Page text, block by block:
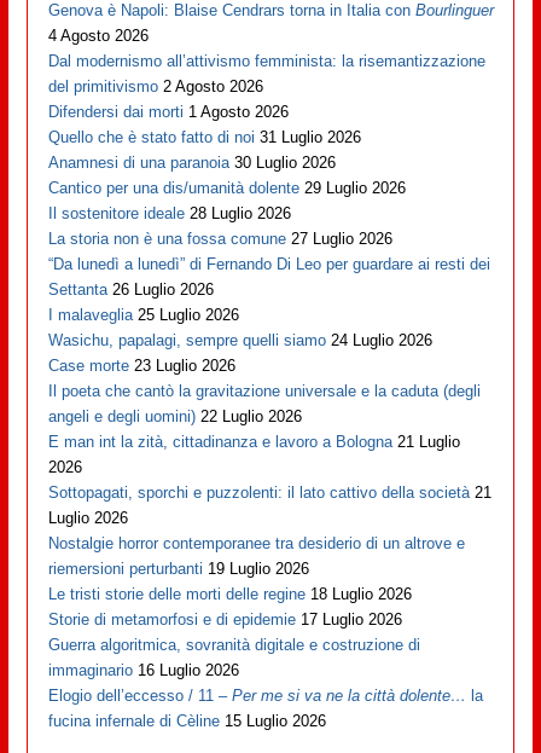
Genova è Napoli: Blaise Cendrars torna in Italia conBourlinguer
4 Agosto 2026
Dal modernismo all’attivismo femminista: la risemantizzazione
del primitivismo 2 Agosto 2026
Difendersi dai morti 1 Agosto 2026
Quello che è stato fatto di noi 31 Luglio 2026
Anamnesi di una paranoia 30 Luglio 2026
Cantico per una dis/umanità dolente 29 Luglio 2026
Il sostenitore ideale 28 Luglio 2026
La storia non è una fossa comune 27 Luglio 2026
“Da lunedì a lunedì” di Fernando Di Leo per guardare ai resti dei
Settanta 26 Luglio 2026
I malaveglia 25 Luglio 2026
Wasichu, papalagi, sempre quelli siamo 24 Luglio 2026
Case morte 23 Luglio 2026
Il poeta che cantò la gravitazione universale e la caduta (degli
angeli e degli uomini) 22 Luglio 2026
E man int la zità, cittadinanza e lavoro a Bologna 21 Luglio
2026
Sottopagati, sporchi e puzzolenti: il lato cattivo della società 21
Luglio 2026
Nostalgie horror contemporanee tra desiderio di un altrove e
riemersioni perturbanti 19 Luglio 2026
Le tristi storie delle morti delle regine 18 Luglio 2026
Storie di metamorfosi e di epidemie 17 Luglio 2026
Guerra algoritmica, sovranità digitale e costruzione di
immaginario 16 Luglio 2026
Elogio dell’eccesso / 11 –Per me si va ne la città dolente… la
fucina infernale di Cèline 15 Luglio 2026